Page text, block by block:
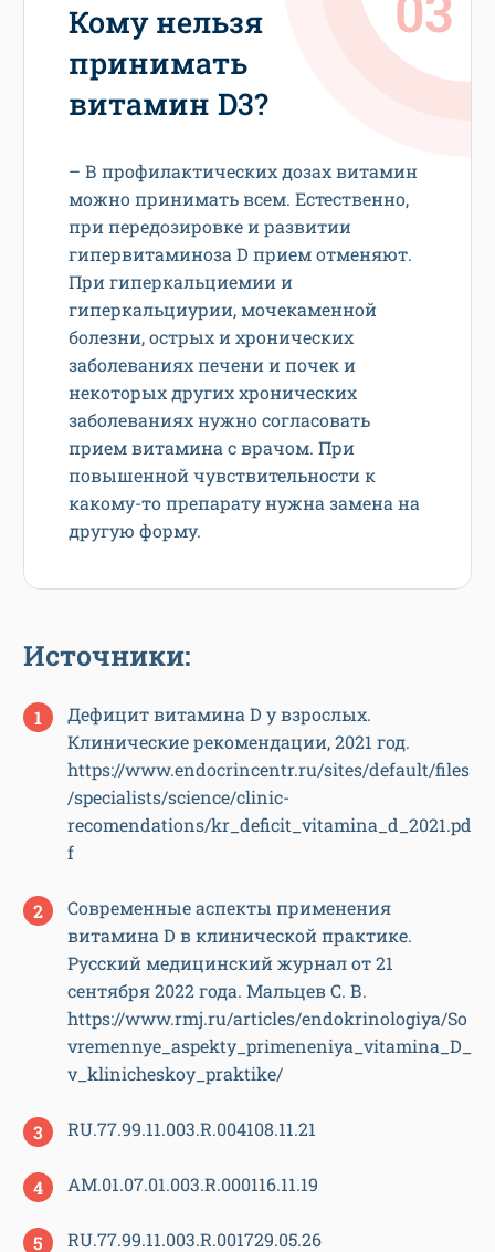
Кому нельзя
принимать
витамин D3?
– В профилактических дозах витамин
можно принимать всем. Естественно,
при передозировке и развитии
гипервитаминоза D прием отменяют.
При гиперкальциемии и
гиперкальциурии, мочекаменной
болезни, острых и хронических
заболеваниях печени и почек и
некоторых других хронических
заболеваниях нужно согласовать
прием витамина с врачом. При
повышенной чувствительности к
какому-то препарату нужна замена на
другую форму.
Источники:
Дефицит витамина D у взрослых.
Клинические рекомендации, 2021 год.
https://www.endocrincentr.ru/sites/default/files
/specialists/science/clinic-
recomendations/kr_deficit_vitamina_d_2021.pd
f
Современные аспекты применения
витамина D в клинической практике.
Русский медицинский журнал от 21
сентября 2022 года. Мальцев С. В.
https://www.rmj.ru/articles/endokrinologiya/So
vremennye_aspekty_primeneniya_vitamina_D_
v_klinicheskoy_praktike/
RU.77.99.11.003.R.004108.11.21
AM.01.07.01.003.R.000116.11.19
RU.77.99.11.003.R.001729.05.26